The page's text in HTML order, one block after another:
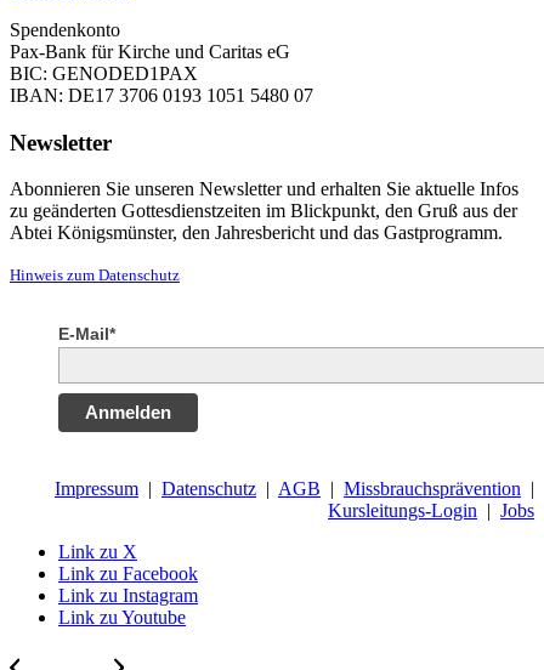
Spendenkonto
Pax-Bank für Kirche und Caritas eG
BIC: GENODED1PAX
IBAN: DE17 3706 0193 1051 5480 07
Newsletter
Abonnieren Sie unseren Newsletter und erhalten Sie aktuelle Infos
zu geänderten Gottesdienstzeiten im Blickpunkt, den Gruß aus der
Abtei Königsmünster, den Jahresbericht und das Gastprogramm.
Hinweis zum Datenschutz
E-Mail*
Anmelden
Impressum | Datenschutz | AGB | Missbrauchsprävention |
Kursleitungs-Login | Jobs
Link zu X
Link zu Facebook
Link zu Instagram
Link zu Youtube